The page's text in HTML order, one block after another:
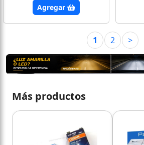
Agregar
1 2 >
Más productos